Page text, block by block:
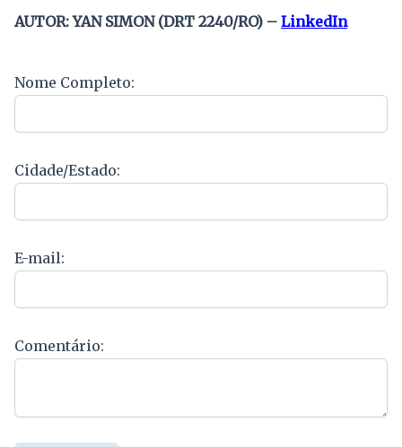
AUTOR: YAN SIMON (DRT 2240/RO) – LinkedIn
Nome Completo:
Cidade/Estado:
E-mail:
Comentário: